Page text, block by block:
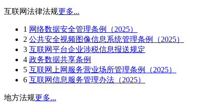
互联网法律法规更多...
1 网络数据安全管理条例（2025）
2 公共安全视频图像信息系统管理条例（2025）
3 互联网平台企业涉税信息报送规定
4 政务数据共享条例
5 互联网上网服务营业场所管理条例（2025）
6 互联网信息服务管理办法（2025）
地方法规更多...